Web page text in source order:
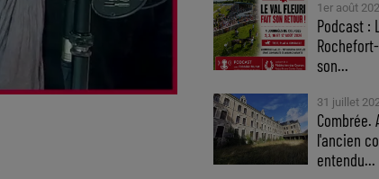
1er août
Podcast :
son...
31 juillet
Combrée.
l'ancien
entendu...